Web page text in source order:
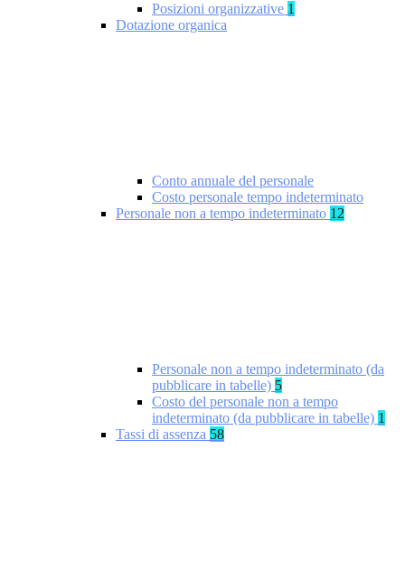
Posizioni organizzative 1
Dotazione organica
Conto annuale del personale
Costo personale tempo indeterminato
Personale non a tempo indeterminato 12
Personale non a tempo indeterminato (da
pubblicare in tabelle) 5
Costo del personale non a tempo
indeterminato (da pubblicare in tabelle) 1
Tassi di assenza 58